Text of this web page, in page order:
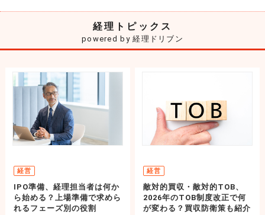
経理トピックス
powered by 経理ドリブン
経営
IPO準備、経理担当者は何か
ら始める？上場準備で求めら
れるフェーズ別の役割
経営
敵対的買収・敵対的TOB、
2026年のTOB制度改正で何
が変わる？買収防衛策も紹介